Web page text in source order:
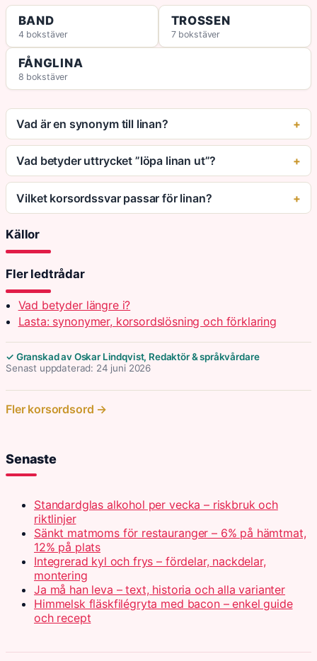
BAND
4 bokstäver
TROSSEN
7 bokstäver
FÅNGLINA
8 bokstäver
Vad är en synonym till linan?
Vad betyder uttrycket ”löpa linan ut”?
Vilket korsordssvar passar för linan?
Källor
Fler ledtrådar
Vad betyder längre i?
Lasta: synonymer, korsordslösning och förklaring
✓ Granskad av Oskar Lindqvist, Redaktör & språkvårdare
Senast uppdaterad: 24 juni 2026
Fler korsordsord →
Senaste
Standardglas alkohol per vecka – riskbruk och
riktlinjer
Sänkt matmoms för restauranger – 6% på hämtmat,
12% på plats
Integrerad kyl och frys – fördelar, nackdelar,
montering
Ja må han leva – text, historia och alla varianter
Himmelsk fläskfilégryta med bacon – enkel guide
och recept